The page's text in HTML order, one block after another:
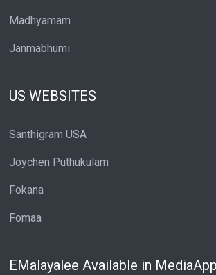
Madhyamam
Janmabhumi
US WEBSITES
Santhigram USA
Joychen Puthukulam
Fokana
Fomaa
EMalayalee Available in